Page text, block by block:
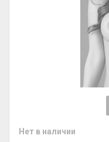
Нет в наличии